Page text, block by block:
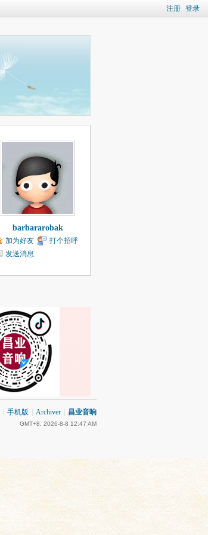
注册 登录
barbararobak
加为好友
打个招呼
发送消息
手机版 Archiver 昌业音响
GMT+8, 2026-8-8 12:47 AM